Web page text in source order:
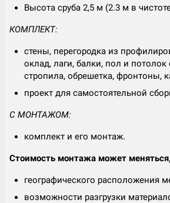
Высота сруба 2,5 м (2.3 м в
КОМПЛЕКТ:
стены, перегородка из
оклад, лаги, балки, пол и потолок
стропила, обрешетка, фронтоны,
проект для самостоятельной
С МОНТАЖОМ:
комплект и его монтаж.
Стоимость монтажа может
географического расположения
возможности разгрузки